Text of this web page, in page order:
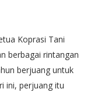
Koprasi Tani
berbagai rintangan
berjuang untuk
ini, perjuang itu